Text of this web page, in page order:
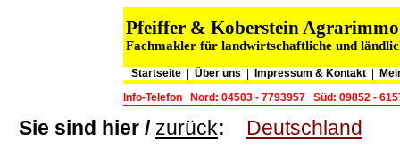
Pfeiffer & Koberstein
Fachmakler für landwirtschaftliche und
Startseite Über uns Impressum & Kontakt
Info-Telefon
Nord: 04503 - 7793957 Süd: 09852 -
Sie sind hier / zurück: Deutschland